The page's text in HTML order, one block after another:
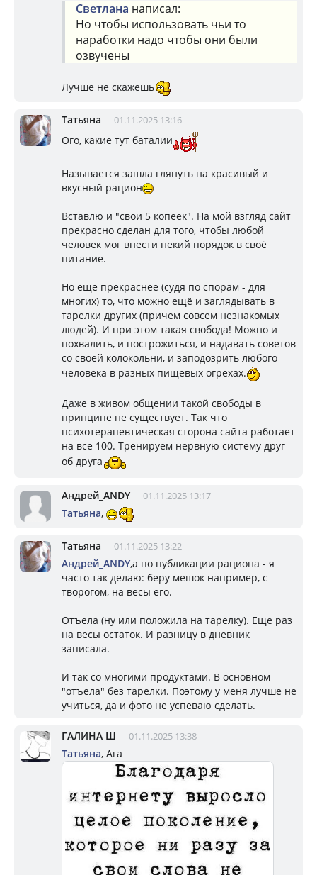
Светлана написал:
Но чтобы использовать чьи то
наработки надо чтобы они были
озвучены
Лучше не скажешь
Татьяна 01.11.2025 13:16
Ого, какие тут баталии
Называется зашла глянуть на красивый и
вкусный рацион
Вставлю и "свои 5 копеек". На мой взгляд сайт
прекрасно сделан для того, чтобы любой
человек мог внести некий порядок в своё
питание.
Но ещё прекраснее (судя по спорам - для
многих) то, что можно ещё и заглядывать в
тарелки других (причем совсем незнакомых
людей). И при этом такая свобода! Можно и
похвалить, и построжиться, и надавать советов
со своей колокольни, и заподозрить любого
человека в разных пищевых огрехах.
Даже в живом общении такой свободы в
принципе не существует. Так что
психотерапевтическая сторона сайта работает
на все 100. Тренируем нервную систему друг
об друга
Андрей_ANDY 01.11.2025 13:17
Татьяна,
Татьяна 01.11.2025 13:22
Андрей_ANDY,а по публикации рациона - я
часто так делаю: беру мешок например, с
творогом, на весы его.
Отъела (ну или положила на тарелку). Еще раз
на весы остаток. И разницу в дневник
записала.
И так со многими продуктами. В основном
"отъела" без тарелки. Поэтому у меня лучше не
учиться, да и фото не успеваю сделать.
ГАЛИНА Ш 01.11.2025 13:38
Татьяна, Ага